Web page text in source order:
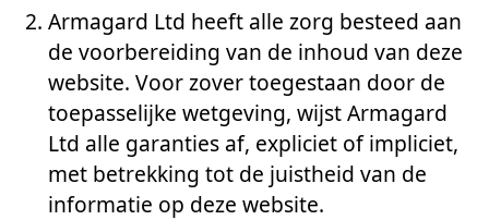
Armagard Ltd heeft alle zorg besteed aan
de voorbereiding van de inhoud van deze
website. Voor zover toegestaan door de
toepasselijke wetgeving, wijst Armagard
Ltd alle garanties af, expliciet of impliciet,
met betrekking tot de juistheid van de
informatie op deze website.